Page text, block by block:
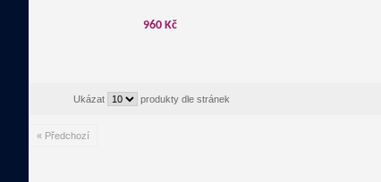
960 Kč
Ukázat produkty dle stránek
« Předchozí